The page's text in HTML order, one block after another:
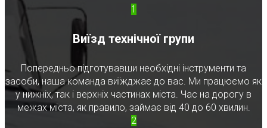
1
Виїзд технічної групи
Попередньо підготувавши необхідні інструменти та
засоби, наша команда виїжджає до вас. Ми працюємо як
у нижніх, так і верхніх частинах міста. Час на дорогу в
межах міста, як правило, займає від 40 до 60 хвилин.
2